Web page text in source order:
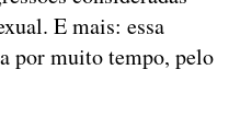
E mais: essa
por muito tempo, pelo